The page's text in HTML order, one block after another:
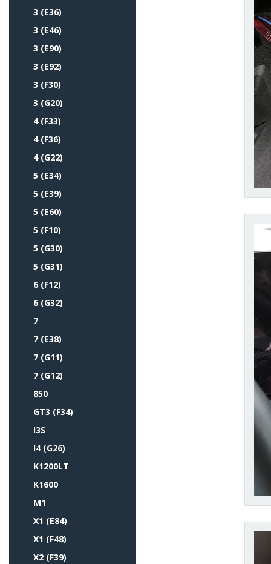
3 (E36)
3 (E46)
3 (E90)
3 (E92)
3 (F30)
3 (G20)
4 (F33)
4 (F36)
4 (G22)
5 (E34)
5 (E39)
5 (E60)
5 (F10)
5 (G30)
5 (G31)
6 (F12)
6 (G32)
7
7 (E38)
7 (G11)
7 (G12)
850
GT3 (F34)
I3S
I4 (G26)
K1200LT
K1600
M1
X1 (E84)
X1 (F48)
X2 (F39)